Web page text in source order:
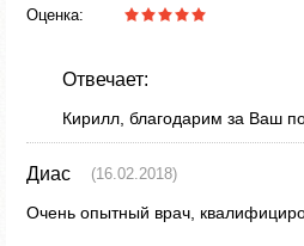
Оценка:
Отвечает:
Кирилл, благодарим за Ваш
Диас (16.02.2018)
Очень опытный врач,